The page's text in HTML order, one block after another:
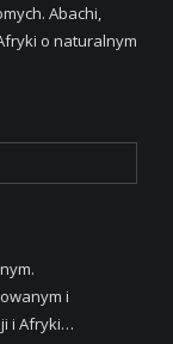
Abachi,
o naturalnym
i
i Afryki…